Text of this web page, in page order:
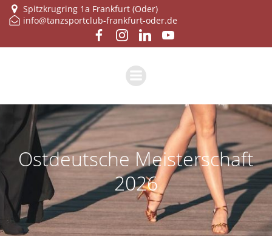
Zum
Inhalt
springen
Spitzkrugring 1a Frankfurt (Oder)
info@tanzsportclub-frankfurt-oder.de
Ostdeutsche Meisterschaft
2026